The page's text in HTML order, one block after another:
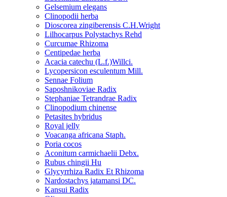
Gelsemium elegans
Clinopodii herba
Dioscorea zingiberensis C.H.Wright
Lilhocarpus Polystachys Rehd
Curcumae Rhizoma
Centipedae herba
Acacia catechu (L.f.)Willci.
Lycopersicon esculentum Mill.
Sennae Folium
Saposhnikoviae Radix
Stephaniae Tetrandrae Radix
Clinopodium chinense
Petasites hybridus
Royal jelly
Voacanga africana Staph.
Poria cocos
Aconitum carmichaelii Debx.
Rubus chingii Hu
Glycyrrhiza Radix Et Rhizoma
Nardostachys jatamansi DC.
Kansui Radix